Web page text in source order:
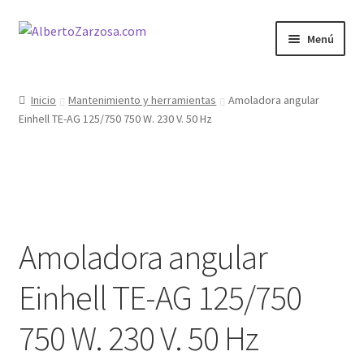
Ir
Ir
Menú
AZ Carrito
AZ Operadores / Creadores
AZ Quileres
Inicio Mantenimiento y herramientas
Amoladora angular
Einhell TE-AG 125/750 750 W. 230 V. 50 Hz
Amoladora angular
Einhell TE-AG 125/750
750 W. 230 V. 50 Hz